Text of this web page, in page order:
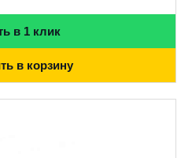
в 1 клик
в корзину